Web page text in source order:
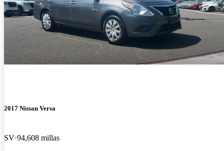
2017 Nissan Versa
SV 94,608 millas